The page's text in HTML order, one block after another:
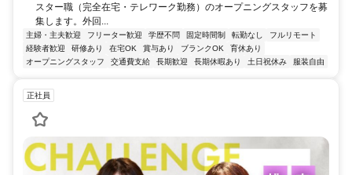
スター職（完全在宅・テレワーク勤務）のオープニングスタッフを募
集します。外回...
主婦・主夫歓迎 フリーター歓迎 学歴不問 固定時間制 転勤なし
フルリモート
経験者歓迎
研修あり 在宅OK 賞与あり ブランクOK
育休あり
オープニングスタッフ
交通費支給 長期歓迎 長期休暇あり 土日祝休み 服装自由
正社員